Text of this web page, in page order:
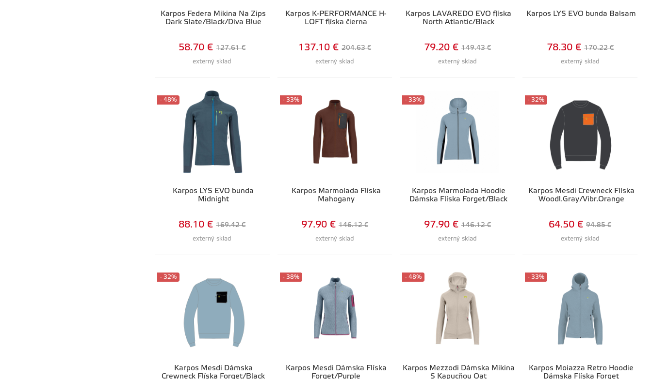
Karpos Federa Mikina Na Zips
Dark Slate/Black/Diva Blue
externý sklad
58.70 € 127.61 €
Karpos K-PERFORMANCE H-
LOFT flíska čierna
externý sklad
137.10 € 204.63 €
Karpos LAVAREDO EVO flíska
North Atlantic/Black
externý sklad
79.20 € 149.43 €
Karpos LYS EVO bunda Balsam
externý sklad
78.30 € 170.22 €
Karpos LYS EVO bunda
Midnight
- 48%
externý sklad
88.10 € 169.42 €
Karpos Marmolada Flíska
Mahogany
- 33%
externý sklad
97.90 € 146.12 €
Karpos Marmolada Hoodie
Dámska Flíska Forget/Black
- 33%
externý sklad
97.90 € 146.12 €
Karpos Mesdi Crewneck Flíska
Woodl.Gray/Vibr.Orange
- 32%
externý sklad
64.50 € 94.85 €
Karpos Mesdi Dámska
Crewneck Flíska Forget/Black
- 32%
Karpos Mesdi Dámska Flíska
Forget/Purple
- 38%
Karpos Mezzodi Dámska Mikina
S Kapucňou Oat
- 48%
Karpos Moiazza Retro Hoodie
Dámska Flíska Forget
- 33%